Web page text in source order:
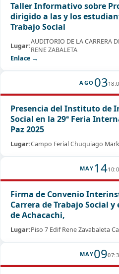
Taller Informativo sobre
dirigido a las y los
Trabajo Social
Lugar:AUDITORIO DE LA CARRERA
RENE ZABALETA
Enlace →
AGO 03
Presencia del Instituto de
Social en la 29ª Feria
Paz 2025
Lugar:Campo Ferial Chuquiago
MAY 14
Firma de Convenio
Carrera de Trabajo Social
de Achacachi,
Lugar:Piso 7 Edif Rene Zavabaleta
MAY09